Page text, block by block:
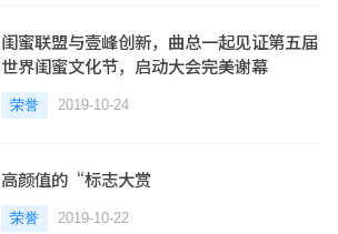
闺蜜联盟与壹峰创新，曲总一起见证第五届
世界闺蜜文化节，启动大会完美谢幕
荣誉 2019-10-24
高颜值的“标志大赏
荣誉 2019-10-22